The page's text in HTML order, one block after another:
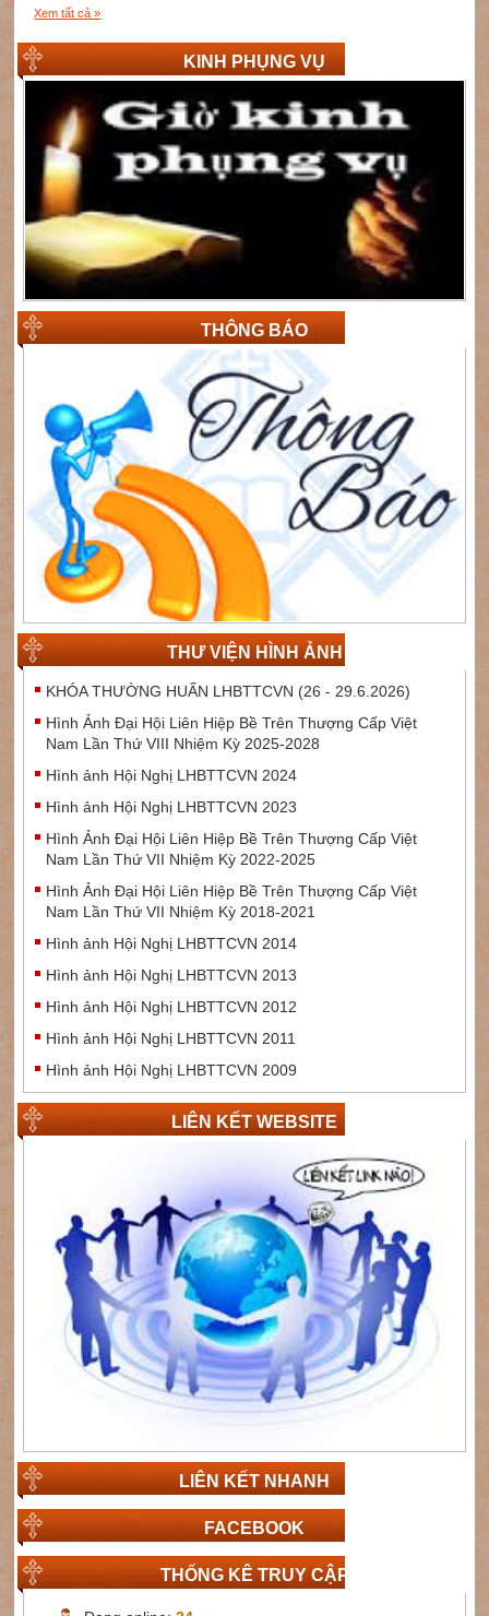
Xem tất cả »
KINH PHỤNG VỤ
THÔNG BÁO
THƯ VIỆN HÌNH ẢNH
KHÓA THƯỜNG HUẤN LHBTTCVN (26 - 29.6.2026)
Hình Ảnh Đại Hội Liên Hiệp Bề Trên Thượng Cấp Việt
Nam Lần Thứ VIII Nhiệm Kỳ 2025-2028
Hình ảnh Hội Nghị LHBTTCVN 2024
Hình ảnh Hội Nghị LHBTTCVN 2023
Hình Ảnh Đại Hội Liên Hiệp Bề Trên Thượng Cấp Việt
Nam Lần Thứ VII Nhiệm Kỳ 2022-2025
Hình Ảnh Đại Hội Liên Hiệp Bề Trên Thượng Cấp Việt
Nam Lần Thứ VII Nhiệm Kỳ 2018-2021
Hình ảnh Hội Nghị LHBTTCVN 2014
Hình ảnh Hội Nghị LHBTTCVN 2013
Hình ảnh Hội Nghị LHBTTCVN 2012
Hình ảnh Hội Nghị LHBTTCVN 2011
Hình ảnh Hội Nghị LHBTTCVN 2009
LIÊN KẾT WEBSITE
LIÊN KẾT NHANH
FACEBOOK
THỐNG KÊ TRUY CẬP